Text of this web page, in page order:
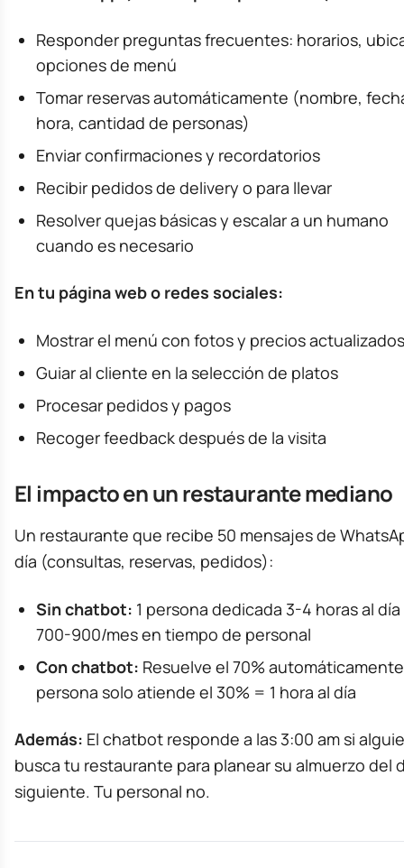
Responder preguntas frecuentes: horarios,
opciones de menú
Tomar reservas automáticamente (nombre,
hora, cantidad de personas)
Enviar confirmaciones y recordatorios
Recibir pedidos de delivery o para llevar
Resolver quejas básicas y escalar a un humano
cuando es necesario
En tu página web o redes sociales:
Mostrar el menú con fotos y precios actualizados
Guiar al cliente en la selección de platos
Procesar pedidos y pagos
Recoger feedback después de la visita
El impacto en un restaurante mediano
Un restaurante que recibe 50 mensajes de
día (consultas, reservas, pedidos):
Sin chatbot: 1 persona dedicada 3-4 horas al
700-900/mes en tiempo de personal
Con chatbot: Resuelve el 70%
persona solo atiende el 30% = 1 hora al día
Además: El chatbot responde a las 3:00 am si
busca tu restaurante para planear su almuerzo del
siguiente. Tu personal no.